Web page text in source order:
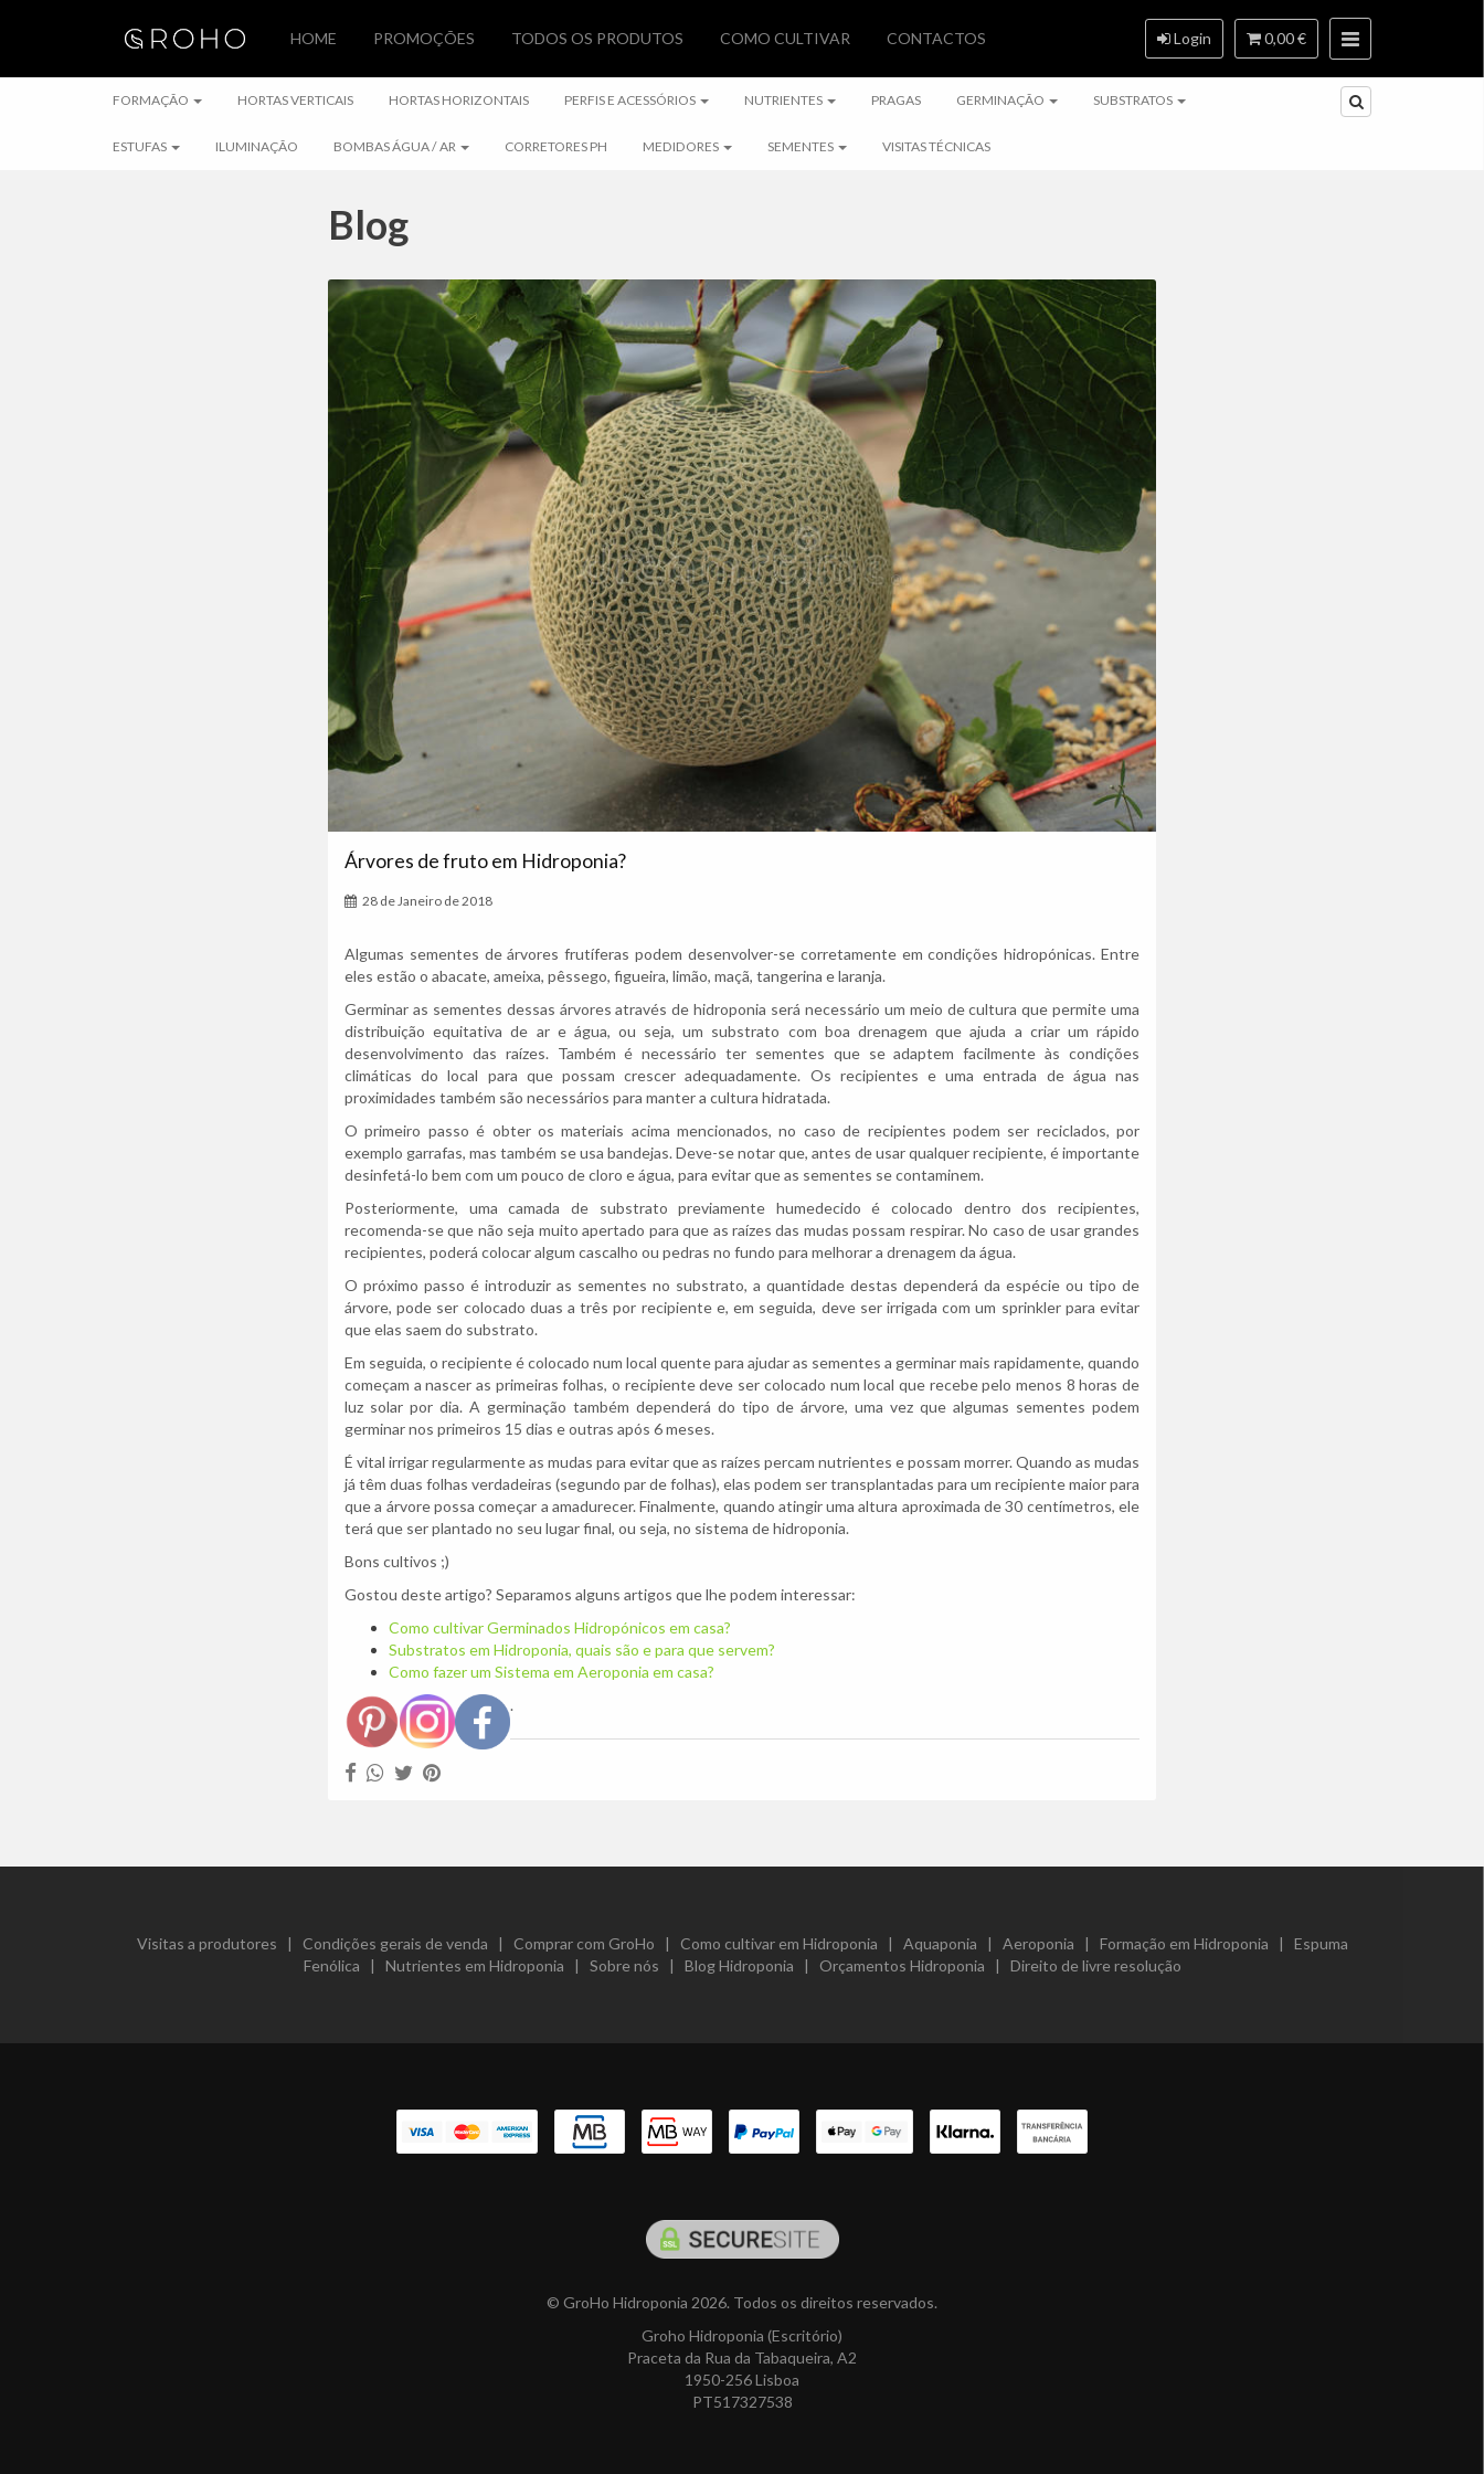
HOME PROMOÇÕES TODOS OS PRODUTOS COMO CULTIVAR CONTACTOS
FORMAÇÃO
Login 0,00 €
FORMAÇÃO HORTAS VERTICAIS HORTAS HORIZONTAIS PERFIS E ACESSÓRIOS NUTRIENTES PRAGAS GERMINAÇÃO SUBSTRATOS
ESTUFAS ILUMINAÇÃO BOMBAS ÁGUA / AR CORRETORES PH MEDIDORES SEMENTES VISITAS TÉCNICAS
Blog
Árvores de fruto em Hidroponia?
28 de Janeiro de 2018
Algumas sementes de árvores frutíferas podem desenvolver-se corretamente em condições hidropónicas. Entre
eles estão o abacate, ameixa, pêssego, figueira, limão, maçã, tangerina e laranja.
Germinar as sementes dessas árvores através de hidroponia será necessário um meio de cultura que permite uma
distribuição equitativa de ar e água, ou seja, um substrato com boa drenagem que ajuda a criar um rápido
desenvolvimento das raízes. Também é necessário ter sementes que se adaptem facilmente às condições
climáticas do local para que possam crescer adequadamente. Os recipientes e uma entrada de água nas
proximidades também são necessários para manter a cultura hidratada.
O primeiro passo é obter os materiais acima mencionados, no caso de recipientes podem ser reciclados, por
exemplo garrafas, mas também se usa bandejas. Deve-se notar que, antes de usar qualquer recipiente, é importante
desinfetá-lo bem com um pouco de cloro e água, para evitar que as sementes se contaminem.
Posteriormente, uma camada de substrato previamente humedecido é colocado dentro dos recipientes,
recomenda-se que não seja muito apertado para que as raízes das mudas possam respirar. No caso de usar grandes
recipientes, poderá colocar algum cascalho ou pedras no fundo para melhorar a drenagem da água.
O próximo passo é introduzir as sementes no substrato, a quantidade destas dependerá da espécie ou tipo de
árvore, pode ser colocado duas a três por recipiente e, em seguida, deve ser irrigada com um sprinkler para evitar
que elas saem do substrato.
Em seguida, o recipiente é colocado num local quente para ajudar as sementes a germinar mais rapidamente, quando
começam a nascer as primeiras folhas, o recipiente deve ser colocado num local que recebe pelo menos 8 horas de
luz solar por dia. A germinação também dependerá do tipo de árvore, uma vez que algumas sementes podem
germinar nos primeiros 15 dias e outras após 6 meses.
É vital irrigar regularmente as mudas para evitar que as raízes percam nutrientes e possam morrer. Quando as mudas
já têm duas folhas verdadeiras (segundo par de folhas), elas podem ser transplantadas para um recipiente maior para
que a árvore possa começar a amadurecer. Finalmente, quando atingir uma altura aproximada de 30 centímetros, ele
terá que ser plantado no seu lugar final, ou seja, no sistema de hidroponia.
Bons cultivos ;)
Gostou deste artigo? Separamos alguns artigos que lhe podem interessar:
Como cultivar Germinados Hidropónicos em casa?
Substratos em Hidroponia, quais são e para que servem?
Como fazer um Sistema em Aeroponia em casa?
.
Visitas a produtores | Condições gerais de venda | Comprar com GroHo | Como cultivar em Hidroponia | Aquaponia | Aeroponia | Formação em Hidroponia | Espuma
Fenólica | Nutrientes em Hidroponia | Sobre nós | Blog Hidroponia | Orçamentos Hidroponia | Direito de livre resolução
© GroHo Hidroponia 2026. Todos os direitos reservados.
Groho Hidroponia (Escritório)
Praceta da Rua da Tabaqueira, A2
1950-256 Lisboa
PT517327538